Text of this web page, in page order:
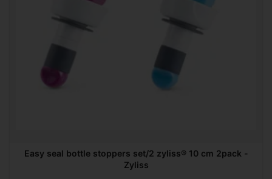
Easy seal bottle stoppers set/2 zyliss® 10 cm 2pack -
Zyliss